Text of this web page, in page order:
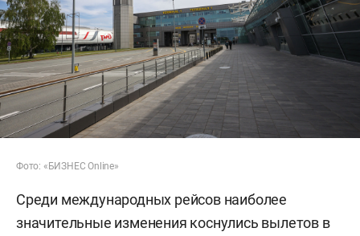
Фото: «БИЗНЕС Online»
Среди международных рейсов наиболее
значительные изменения коснулись вылетов в